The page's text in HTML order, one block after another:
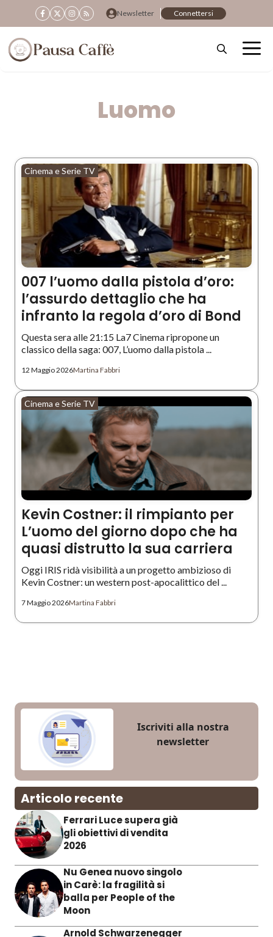
al
contenuto
Newsletter Connettersi
Luomo
Cinema e Serie TV
007 l’uomo dalla pistola d’oro:
l’assurdo dettaglio che ha
infranto la regola d’oro di Bond
Questa sera alle 21:15 La7 Cinema ripropone un
classico della saga: 007, L’uomo dalla pistola ...
12 Maggio 2026Martina Fabbri
Cinema e Serie TV
Kevin Costner: il rimpianto per
L’uomo del giorno dopo che ha
quasi distrutto la sua carriera
Oggi IRIS ridà visibilità a un progetto ambizioso di
Kevin Costner: un western post-apocalittico del ...
7 Maggio 2026Martina Fabbri
Iscriviti alla nostra
newsletter
Articolo recente
Ferrari Luce supera già
gli obiettivi di vendita
2026
Nu Genea nuovo singolo
in Carè: la fragilità si
balla per People of the
Moon
Arnold Schwarzenegger